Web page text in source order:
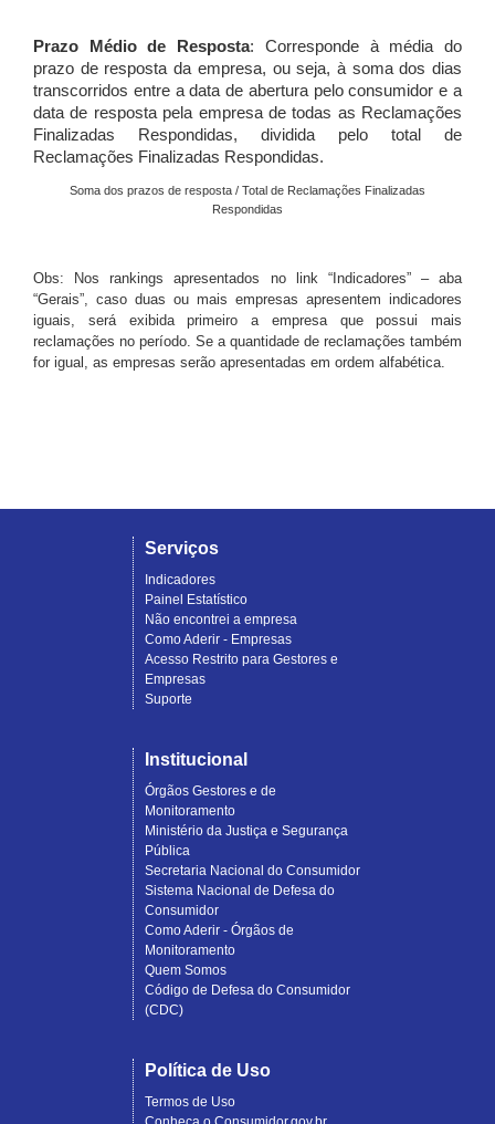
Prazo Médio de Resposta: Corresponde à média do
prazo de resposta da empresa, ou seja, à soma dos dias
transcorridos entre a data de abertura pelo consumidor e a
data de resposta pela empresa de todas as Reclamações
Finalizadas Respondidas, dividida pelo total de
Reclamações Finalizadas Respondidas.
Soma dos prazos de resposta / Total de Reclamações Finalizadas
Respondidas
Obs: Nos rankings apresentados no link “Indicadores” – aba
“Gerais”, caso duas ou mais empresas apresentem indicadores
iguais, será exibida primeiro a empresa que possui mais
reclamações no período. Se a quantidade de reclamações também
for igual, as empresas serão apresentadas em ordem alfabética.
Serviços
Indicadores
Painel Estatístico
Não encontrei a empresa
Como Aderir - Empresas
Acesso Restrito para Gestores e
Empresas
Suporte
Institucional
Órgãos Gestores e de
Monitoramento
Ministério da Justiça e Segurança
Pública
Secretaria Nacional do Consumidor
Sistema Nacional de Defesa do
Consumidor
Como Aderir - Órgãos de
Monitoramento
Quem Somos
Código de Defesa do Consumidor
(CDC)
Política de Uso
Termos de Uso